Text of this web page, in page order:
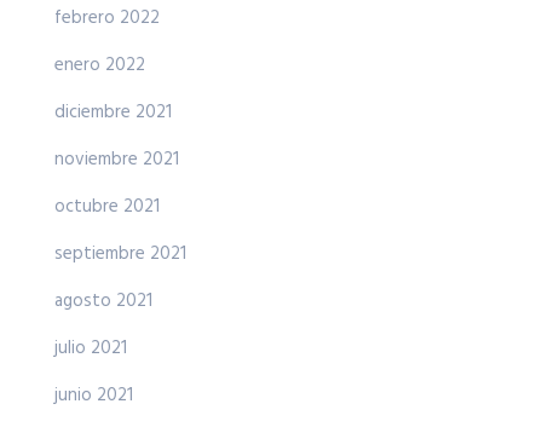
febrero 2022
enero 2022
diciembre 2021
noviembre 2021
octubre 2021
septiembre 2021
agosto 2021
julio 2021
junio 2021